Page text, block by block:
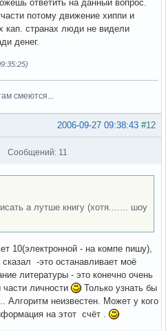
ответить на данный вопрос.
потому движение хиппи и
кап. странах люди не видели
денег.
смеются...
#12
2006-09-27 09:38:43
Сообщений: 11
а лутше книгу (хотя....... шоу
10(электронной - на компе пишу),
-это останавливает моё
литературы - это конечно очень
личности
Только узнать бы
Алгоритм неизвестен. Может у кого
на этот счёт .